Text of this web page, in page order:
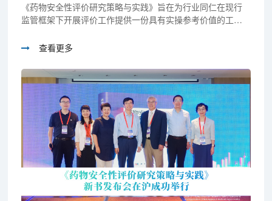
《药物安全性评价研究策略与实践》旨在为行业同仁在现行
监管框架下开展评价工作提供一份具有实操参考价值的工具
查看更多